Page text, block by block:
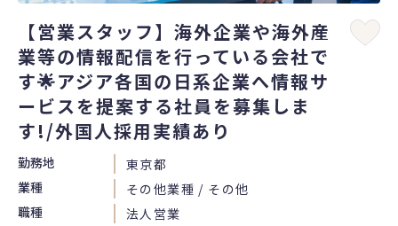
【営業スタッフ】海外企業や海外産
業等の情報配信を行っている会社で
す🌟アジア各国の日系企業へ情報サ
ービスを提案する社員を募集しま
す!/外国人採用実績あり
勤務地
東京都
業種
その他業種 / その他
職種
法人営業